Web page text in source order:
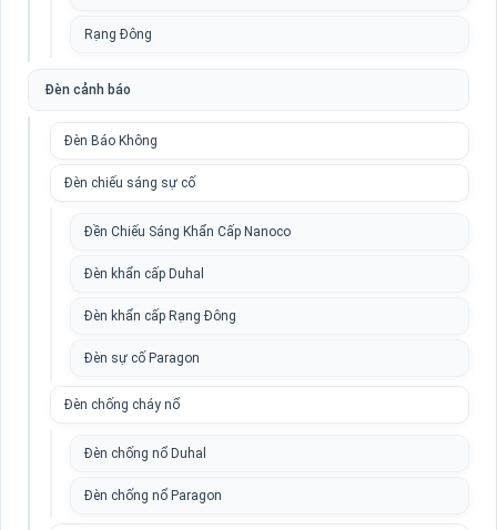
Rạng Đông
Đèn cảnh báo
Đèn Báo Không
Đèn chiếu sáng sự cố
Đền Chiếu Sáng Khẩn Cấp Nanoco
Đèn khẩn cấp Duhal
Đèn khẩn cấp Rạng Đông
Đèn sự cố Paragon
Đèn chống cháy nổ
Đèn chống nổ Duhal
Đèn chống nổ Paragon